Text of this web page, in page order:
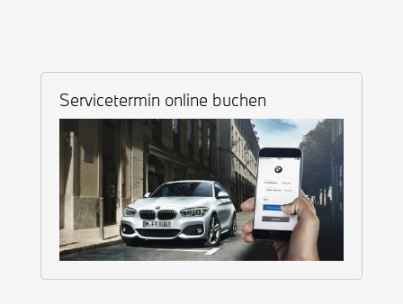
Servicetermin online buchen